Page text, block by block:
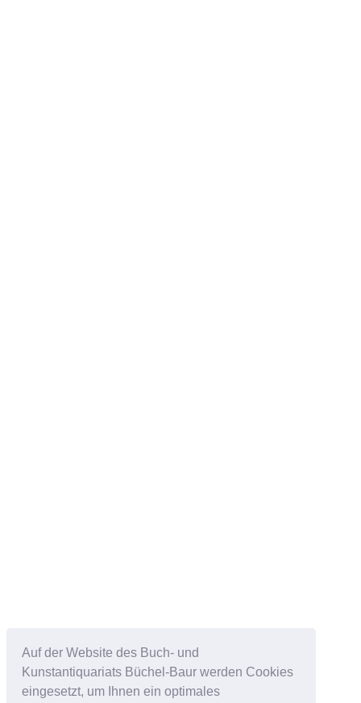
Auf der Website des Buch- und
Kunstantiquariats Büchel-Baur werden Cookies
eingesetzt, um Ihnen ein optimales